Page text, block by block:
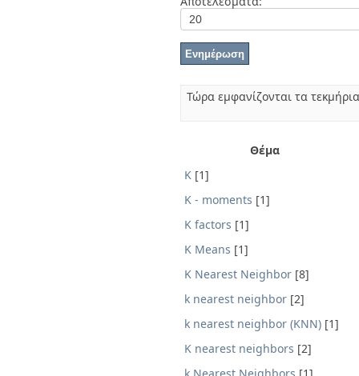
Τώρα εμφανίζονται τα
Θέμα
K [1]
K - moments [1]
K factors [1]
K Means [1]
K Nearest Neighbor [8]
k nearest neighbor [2]
k nearest neighbor (KNN) [1]
K nearest neighbors [2]